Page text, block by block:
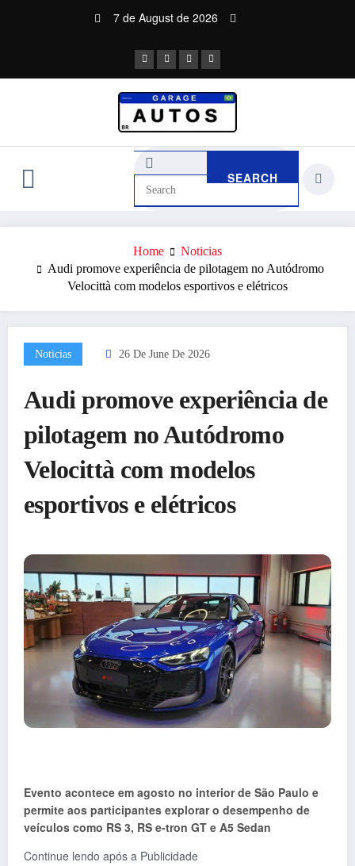
7 de August de 2026
Home
Noticias
Audi promove experiência de pilotagem no Autódromo
Velocittà com modelos esportivos e elétricos
Noticias 26 De June De 2026
Audi promove experiência de
pilotagem no Autódromo
Velocittà com modelos
esportivos e elétricos
Evento acontece em agosto no interior de São Paulo e
permite aos participantes explorar o desempenho de
veículos como RS 3, RS e-tron GT e A5 Sedan
Continue lendo após a Publicidade